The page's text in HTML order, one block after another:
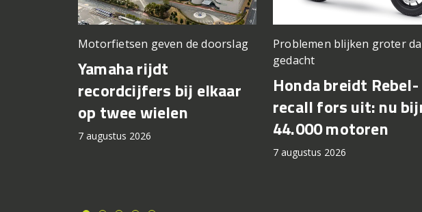
Motorfietsen geven de doorslag
Yamaha rijdt
recordcijfers bij elkaar
op twee wielen
7 augustus 2026
Problemen blijken groter
gedacht
Honda breidt Rebel-
recall fors uit: nu
44.000 motoren
7 augustus 2026